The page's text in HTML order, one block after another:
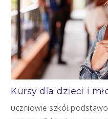
Kursy dla dzieci i
uczniowie szkół